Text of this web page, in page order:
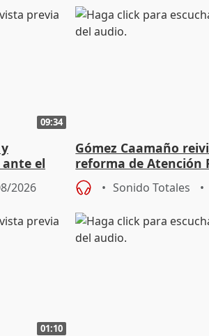
09:34
el
2026
Gómez Caamaño
reforma de Atención
reforzará la
Sonido Totales
01:10